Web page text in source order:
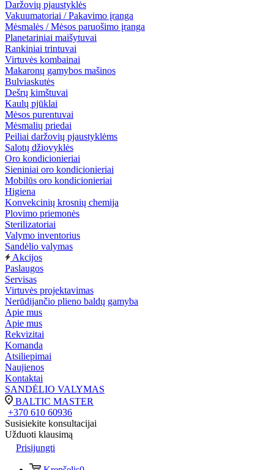
Daržovių pjaustyklės
Vakuumatoriai / Pakavimo įranga
Mėsmalės / Mėsos paruošimo įranga
Planetariniai maišytuvai
Rankiniai trintuvai
Virtuvės kombainai
Makaronų gamybos mašinos
Bulviaskutės
Dešrų kimštuvai
Kaulų pjūklai
Mėsos purentuvai
Mėsmalių priedai
Peiliai daržovių pjaustyklėms
Salotų džiovyklės
Oro kondicionieriai
Sieniniai oro kondicionieriai
Mobilūs oro kondicionieriai
Higiena
Konvekcinių krosnių chemija
Plovimo priemonės
Sterilizatoriai
Valymo inventorius
Sandėlio valymas
Akcijos
Paslaugos
Servisas
Virtuvės projektavimas
Nerūdijančio plieno baldų gamyba
Apie mus
Apie mus
Rekvizitai
Komanda
Atsiliepimai
Naujienos
Kontaktai
SANDĖLIO VALYMAS
BALTIC MASTER
+370 610 60936
Susisiekite konsultacijai
Užduoti klausimą
Prisijungti